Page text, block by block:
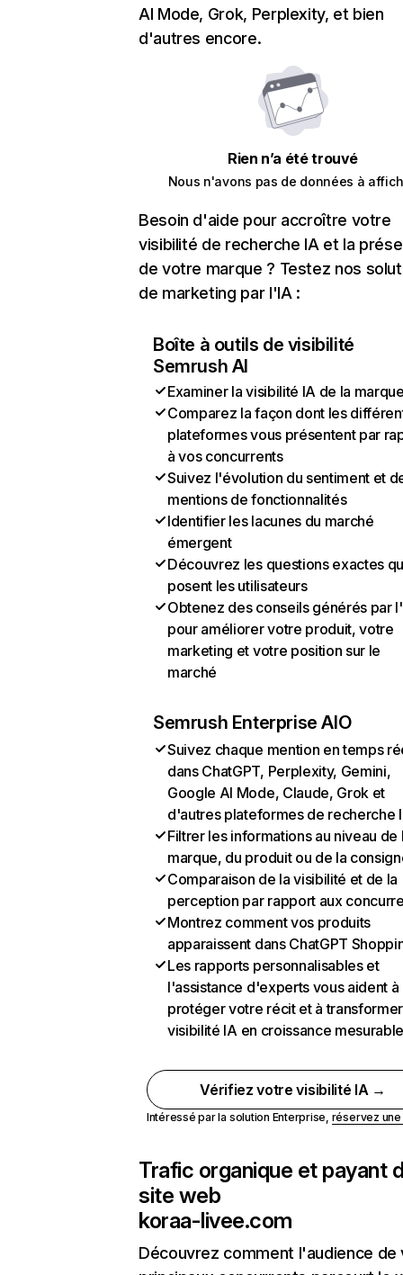
AI Mode, Grok, Perplexity, et bien
d'autres encore.
Rien n’a été trouvé
Nous n'avons pas de données à
Besoin d'aide pour accroître votre
visibilité de recherche IA et la
de votre marque ? Testez nos
de marketing par l'IA :
Boîte à outils de visibilité
Semrush AI
Examiner la visibilité IA de la
Comparez la façon dont les
plateformes vous présentent par
à vos concurrents
Suivez l'évolution du sentiment et
mentions de fonctionnalités
Identifier les lacunes du marché
émergent
Découvrez les questions exactes
posent les utilisateurs
Obtenez des conseils générés par
pour améliorer votre produit, votre
marketing et votre position sur le
marché
Semrush Enterprise AIO
Suivez chaque mention en temps
dans ChatGPT, Perplexity, Gemini,
Google AI Mode, Claude, Grok et
d'autres plateformes de recherche
Filtrer les informations au niveau de
marque, du produit ou de la
Comparaison de la visibilité et de la
perception par rapport aux
Montrez comment vos produits
apparaissent dans ChatGPT
Les rapports personnalisables et
l'assistance d'experts vous aident à
protéger votre récit et à
visibilité IA en croissance
Vérifiez votre visibilité IA →
Intéressé par la solution Enterprise, réservez
Trafic organique et payant
site web
koraa-livee.com
Découvrez comment l'audience de